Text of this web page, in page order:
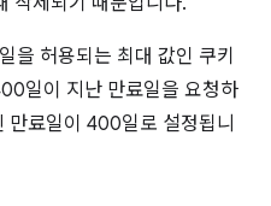
을 허용되는 최대 값인 쿠키
일이 지난 만료일을 요청하
만료일이 400일로 설정됩니